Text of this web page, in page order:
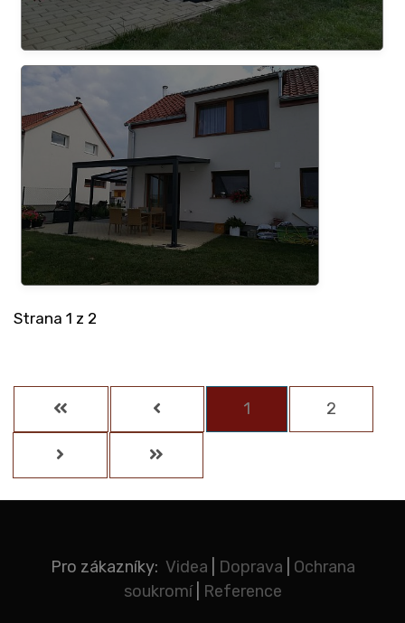
Strana 1 z 2
1 2
Pro zákazníky: Videa Doprava
Ochrana
soukromí| Reference